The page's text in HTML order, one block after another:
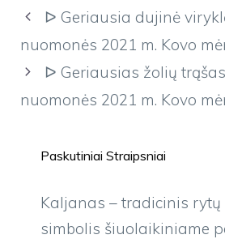
ᐅ Geriausia dujinė
nuomonės 2021 m. Kovo
ᐅ Geriausias žolių
nuomonės 2021 m. Kovo
Paskutiniai Straipsniai
Kaljanas – tradicinis
simbolis šiuolaikiniame